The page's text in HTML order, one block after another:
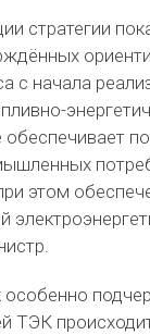
стратегии
с начала
этом
ТЭК